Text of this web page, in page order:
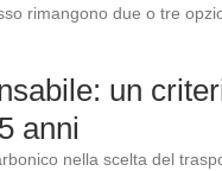
rimangono due o tre
un
anni
nella scelta del